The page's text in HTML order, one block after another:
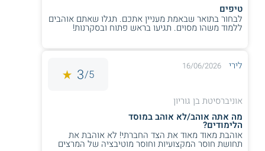
למידע נוסף לחצו:אוניברסיטת בן-גוריון בנגב
טיפים
לבחור בתואר שבאמת מעניין אתכם. תגלו שאתם אוהבים
ללמוד משהו מסוים. תגיעו בראש פתוח ובסקרנות!
לירי 16/06/2026
5/
3
אוניברסיטת בן גוריון
מה אתה אוהב/לא אוהב במוסד
הלימודים?
אוהבת מאוד מאוד את הצד החברתי! לא אוהבת את
תחושת חוסר המקצועיות וחוסר מוטיבציה של המרצים